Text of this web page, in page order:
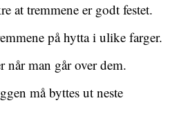
at tremmene er godt festet.
på hytta i ulike farger.
når man går over dem.
må byttes ut neste